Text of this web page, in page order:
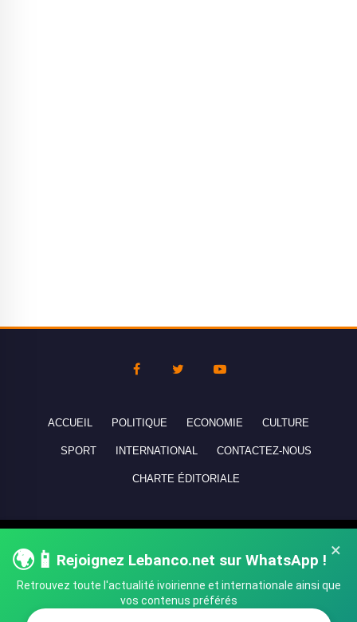
×
🌍📱 Rejoignez Lebanco.net sur WhatsApp !
Retrouvez toute l'actualité ivoirienne et internationale ainsi que
vos contenus préférés
ACCUEIL POLITIQUE ECONOMIE CULTURE
SPORT INTERNATIONAL CONTACTEZ-NOUS
CHARTE ÉDITORIALE
réservés - All rights reserved.